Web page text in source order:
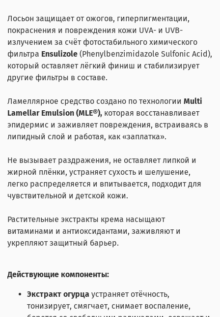
Лосьон защищает от ожогов, гиперпигментации,
покраснения и повреждения кожи UVA- и UVB-
излучением за счёт фотостабильного химического
фильтра Ensulizole (Phenylbenzimidazole Sulfonic Acid),
который оставляет лёгкий финиш и стабилизирует
другие фильтры в составе.
Ламеллярное средство создано по технологии Multi
Lamellar Emulsion (MLE®), которая восстанавливает
эпидермис и заживляет повреждения, встраиваясь в
липидный слой и работая, как «заплатка».
Не вызывает раздражения, не оставляет липкой и
жирной плёнки, устраняет сухость и шелушение,
легко распределяется и впитывается, подходит для
чувствительной и детской кожи.
Растительные экстракты крема насыщают
витаминами и антиоксидантами, заживляют и
укрепляют защитный барьер.
Действующие компоненты:
Экстракт огурца устраняет отёчность,
тонизирует, смягчает, снимает воспаление,